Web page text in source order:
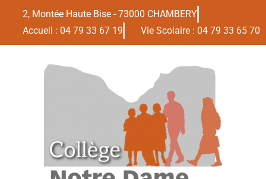
2, Montée Haute Bise - 73000 CHAMBERY
Accueil : 04 79 33 67 19
Vie Scolaire : 04 79 33 65 70